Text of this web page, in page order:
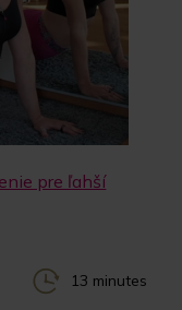
pre ľahší
13 minutes